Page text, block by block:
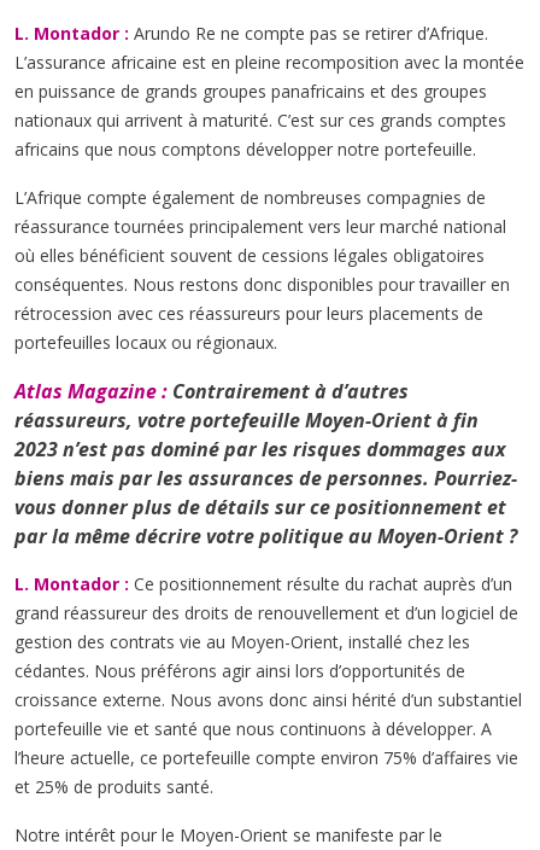
L. Montador : Arundo Re ne compte pas se retirer d’Afrique.
L’assurance africaine est en pleine recomposition avec la montée
en puissance de grands groupes panafricains et des groupes
nationaux qui arrivent à maturité. C’est sur ces grands comptes
africains que nous comptons développer notre portefeuille.
L’Afrique compte également de nombreuses compagnies de
réassurance tournées principalement vers leur marché national
où elles bénéficient souvent de cessions légales obligatoires
conséquentes. Nous restons donc disponibles pour travailler en
rétrocession avec ces réassureurs pour leurs placements de
portefeuilles locaux ou régionaux.
Atlas Magazine : Contrairement à d’autres
réassureurs, votre portefeuille Moyen-Orient à fin
2023 n’est pas dominé par les risques dommages aux
biens mais par les assurances de personnes. Pourriez-
vous donner plus de détails sur ce positionnement et
par la même décrire votre politique au Moyen-Orient ?
L. Montador : Ce positionnement résulte du rachat auprès d’un
grand réassureur des droits de renouvellement et d’un logiciel de
gestion des contrats vie au Moyen-Orient, installé chez les
cédantes. Nous préférons agir ainsi lors d’opportunités de
croissance externe. Nous avons donc ainsi hérité d’un substantiel
portefeuille vie et santé que nous continuons à développer. A
l’heure actuelle, ce portefeuille compte environ 75% d’affaires vie
et 25% de produits santé.
Notre intérêt pour le Moyen-Orient se manifeste par le